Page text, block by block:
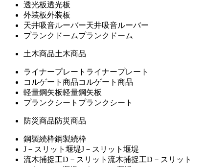
透光板透光板
外装板外装板
天井吸音ルーバー天井吸音ルーバー
プランクドームプランクドーム
土木商品土木商品
ライナープレート ライナープレート
コルゲート商品コルゲート商品
軽量鋼矢板軽量鋼矢板
プランクシート プランクシート
防災商品防災商品
鋼製続枠鋼製続枠
J－スリット堰堤J－スリット堰堤
流木捕捉工D－スリット 流木捕捉工D－スリット